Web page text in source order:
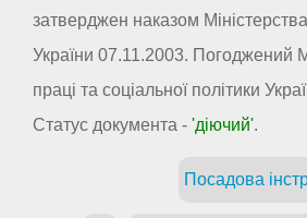
затверджен наказом
України 07.11.2003. Погоджений
праці та соціальної політики
Статус документа - 'діючий'.
Посадова